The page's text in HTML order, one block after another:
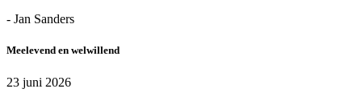
- Jan Sanders
Meelevend en welwillend
23 juni 2026